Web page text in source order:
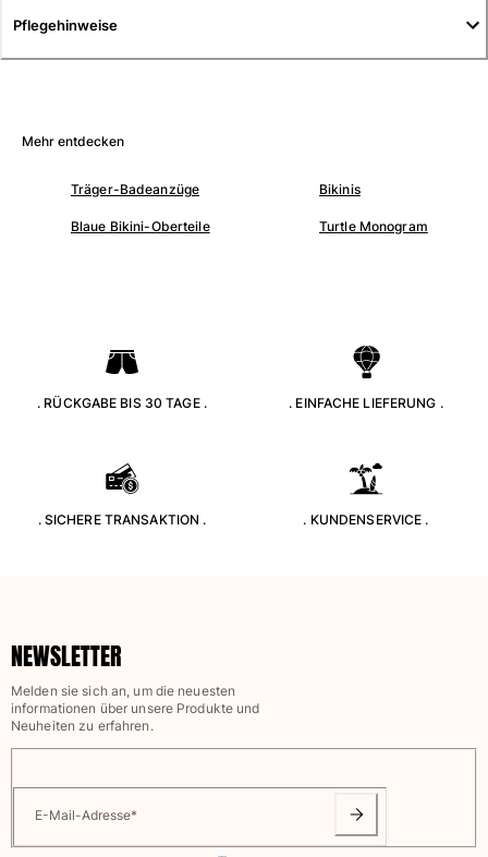
Alle Bekleidung anzeigen
Alle Yachting collection anzeigen
Jungen
Alle Jungen anzeigen
Babys
Klassische
Klassische stretch
Shirt mit UV-Schutz
T-Shirts
Hemden
Shorts
Sweatshirts
Mädchen
Pflegehinweise
Mehr entdecken
Träger-Badeanzüge Bikinis
Blaue Bikini-Oberteile Turtle Monogram
. RÜCKGABE BIS 30 TAGE . . EINFACHE LIEFERUNG .
. SICHERE TRANSAKTION . . KUNDENSERVICE .
NEWSLETTER
Melden sie sich an, um die neuesten
informationen über unsere Produkte und
Neuheiten zu erfahren.
E-Mail-Adresse*